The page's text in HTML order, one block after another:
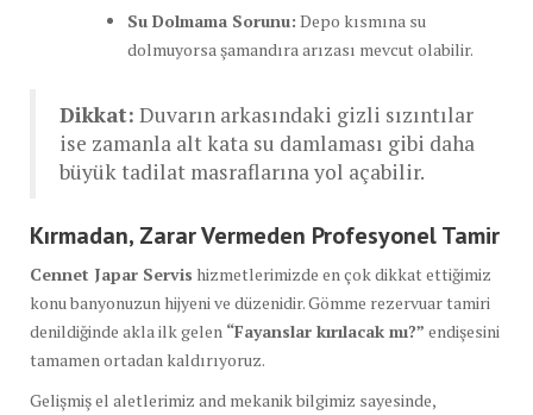
Su Dolmama Sorunu: Depo kısmına su
dolmuyorsa şamandıra arızası mevcut olabilir.
Dikkat: Duvarın arkasındaki gizli sızıntılar
ise zamanla alt kata su damlaması gibi daha
büyük tadilat masraflarına yol açabilir.
Kırmadan, Zarar Vermeden Profesyonel Tamir
Cennet Japar Servis hizmetlerimizde en çok dikkat ettiğimiz
konu banyonuzun hijyeni ve düzenidir. Gömme rezervuar tamiri
denildiğinde akla ilk gelen “Fayanslar kırılacak mı?” endişesini
tamamen ortadan kaldırıyoruz.
Gelişmiş el aletlerimiz and mekanik bilgimiz sayesinde,